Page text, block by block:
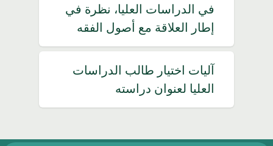
في الدراسات العليا، نظرة في
إطار العلاقة مع أصول الفقه
آليات اختيار طالب الدراسات
العليا لعنوان دراسته